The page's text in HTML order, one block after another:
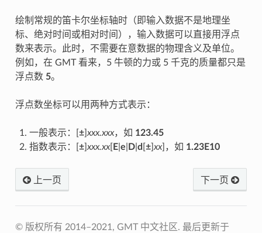
绘制常规的笛卡尔坐标轴时（即输入数据不是地理坐
标、绝对时间或相对时间），输入数据可以直接用浮点
数来表示。此时，不需要在意数据的物理含义及单位。
例如，在 GMT 看来，5 牛顿的力或 5 千克的质量都只是
浮点数 5。
浮点数坐标可以用两种方式表示：
一般表示：[ ±] xxx.xxx，如 123.45
指数表示：[ ±] xxx.xx[ E| e D| d ±] xx]，如 1.23E10
上一页 下一页
© 版权所有 2014–2021, GMT 中文社区. 最后更新于